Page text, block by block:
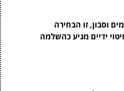
וסבון, זו הבחירה
ידיים מגיע כהשלמה